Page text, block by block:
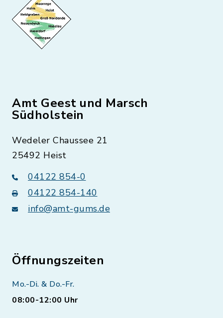
Amt Geest und Marsch
Südholstein
Wedeler Chaussee 21
25492 Heist
04122 854-0
04122 854-140
info@amt-gums.de
Öffnungszeiten
Mo.-Di. & Do.-Fr.
08:00-12:00 Uhr